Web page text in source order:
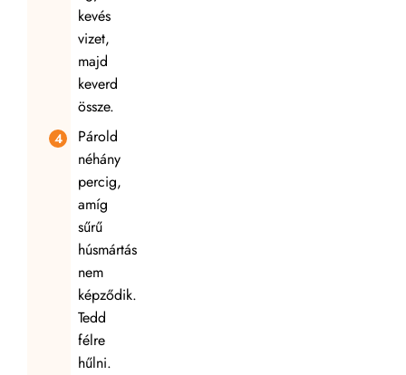
kevés
vizet,
majd
keverd
össze.
Párold
néhány
percig,
amíg
sűrű
húsmártás
nem
képződik.
Tedd
félre
hűlni.